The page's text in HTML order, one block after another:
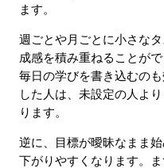
ます。
週ごとや月ごとに小さな
成感を積み重ねることが
毎日の学びを書き込むの
した人は、未設定の人よ
ります。
逆に、目標が曖昧なまま
下がりやすくなります。